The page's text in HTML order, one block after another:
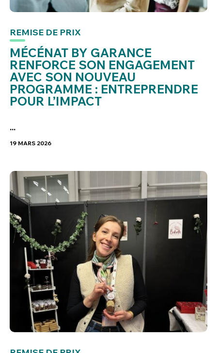
REMISE DE PRIX
MÉCÉNAT BY GARANCE
RENFORCE SON ENGAGEMENT
AVEC SON NOUVEAU
PROGRAMME : ENTREPRENDRE
POUR L’IMPACT
...
19 MARS 2026